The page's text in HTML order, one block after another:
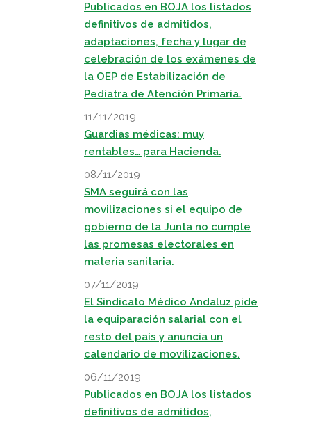
Publicados en BOJA los listados
definitivos de admitidos,
adaptaciones, fecha y lugar de
celebración de los exámenes de
la OEP de Estabilización de
Pediatra de Atención Primaria.
11/11/2019
Guardias médicas: muy
rentables… para Hacienda.
08/11/2019
SMA seguirá con las
movilizaciones si el equipo de
gobierno de la Junta no cumple
las promesas electorales en
materia sanitaria.
07/11/2019
El Sindicato Médico Andaluz pide
la equiparación salarial con el
resto del país y anuncia un
calendario de movilizaciones.
06/11/2019
Publicados en BOJA los listados
definitivos de admitidos,